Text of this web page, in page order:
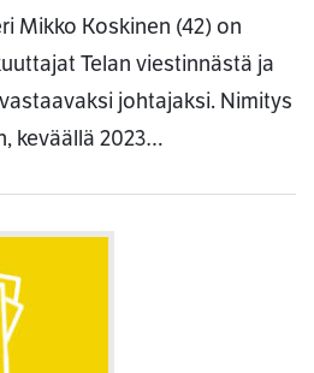
Mikko Koskinen (42) on
Telan viestinnästä ja
johtajaksi. Nimitys
keväällä 2023…